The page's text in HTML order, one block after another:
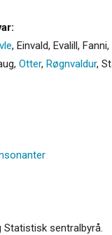
, Einvald, Evalill, Fanni,
, Otter, Røgnvaldur,
sentralbyrå.